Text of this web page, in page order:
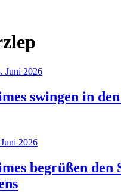
Juni 2026
swingen in
2026
begrüßen den